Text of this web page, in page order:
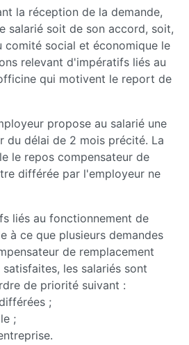
la réception de la demande,
salarié soit de son accord, soit,
comité social et économique le
relevant d'impératifs liés au
qui motivent le report de
propose au salarié une
du délai de 2 mois précité. La
le repos compensateur de
différée par l'employeur ne
liés au fonctionnement de
à ce que plusieurs demandes
de remplacement
les salariés sont
de priorité suivant :
;
;